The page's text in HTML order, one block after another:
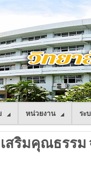
หน่วยงาน ระ
สริมคุณธรรม